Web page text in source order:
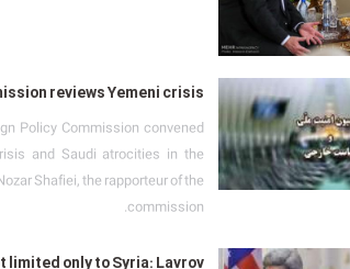
reviews Yemeni crisis
Policy Commission convened
and Saudi atrocities in the
Shafiei, the rapporteur of the
commission.
limited only to Syria: Lavrov